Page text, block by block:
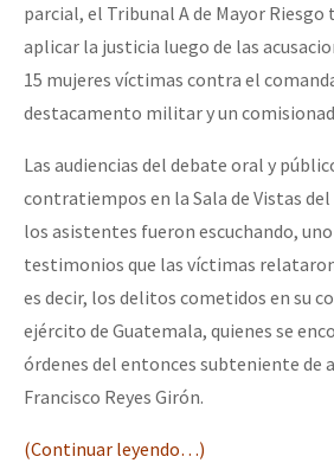
parcial, el Tribunal A de Mayor Riesgo
aplicar la justicia luego de las
15 mujeres víctimas contra el
destacamento militar y un
Las audiencias del debate oral y
contratiempos en la Sala de Vistas
los asistentes fueron escuchando,
testimonios que las víctimas
es decir, los delitos cometidos en su
ejército de Guatemala, quienes se
órdenes del entonces subteniente
Francisco Reyes Girón.
(Continuar leyendo…)